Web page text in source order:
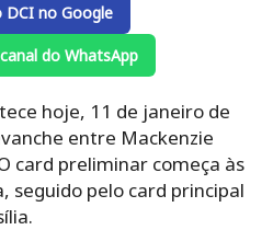
DCI no Google
do WhatsApp
hoje, 11 de janeiro de
entre Mackenzie
card preliminar começa às
seguido pelo card principal